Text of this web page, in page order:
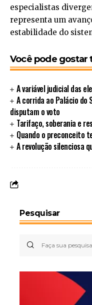
especialistas
representa um
estabilidade do
Você pode gostar
A variável judicial das
A corrida ao Palácio
disputam o voto
Tarifaço, soberania e
Quando o preconceito
A revolução silenciosa
Pesquisar